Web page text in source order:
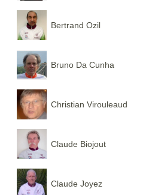
Bertrand Ozil
Bruno Da Cunha
Christian Virouleaud
Claude Biojout
Claude Joyez